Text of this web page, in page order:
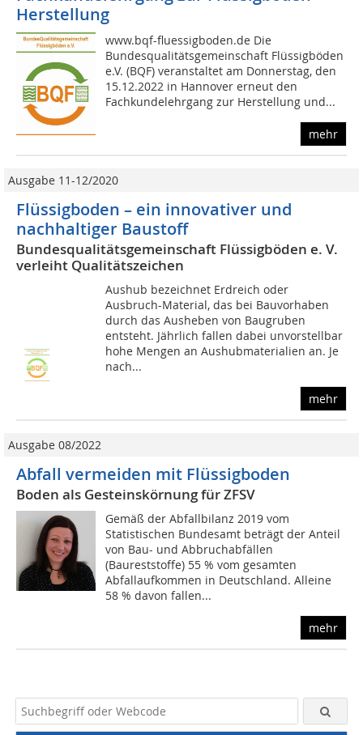
Herstellung
www.bqf-fluessigboden.de Die
Bundesqualitätsgemeinschaft Flüssigböden
e.V. (BQF) veranstaltet am Donnerstag, den
15.12.2022 in Hannover erneut den
Fachkundelehrgang zur Herstellung und...
mehr
Ausgabe 11-12/2020
Flüssigboden – ein innovativer und
nachhaltiger Baustoff
Bundesqualitätsgemeinschaft Flüssigböden e. V.
verleiht Qualitätszeichen
Aushub bezeichnet Erdreich oder
Ausbruch-Material, das bei Bauvorhaben
durch das Ausheben von Baugruben
entsteht. Jährlich fallen dabei unvorstellbar
hohe Mengen an Aushubmaterialien an. Je
nach...
mehr
Ausgabe 08/2022
Abfall vermeiden mit Flüssigboden
Boden als Gesteinskörnung für ZFSV
Gemäß der Abfallbilanz 2019 vom
Statistischen Bundesamt beträgt der Anteil
von Bau- und Abbruchabfällen
(Baureststoffe) 55 % vom gesamten
Abfallaufkommen in Deutschland. Alleine
58 % davon fallen...
mehr